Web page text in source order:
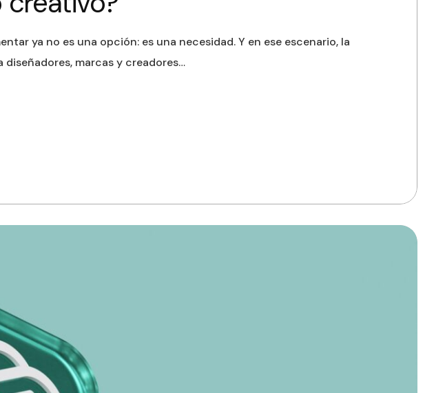
ya no es una opción: es una necesidad. Y en ese escenario, la
marcas y creadores…